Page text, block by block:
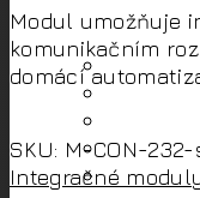
Kariera u
Technik
Hotel
Modul umožňuje
komunikačním
domácí
SKU: M-CON-232-
Integračné